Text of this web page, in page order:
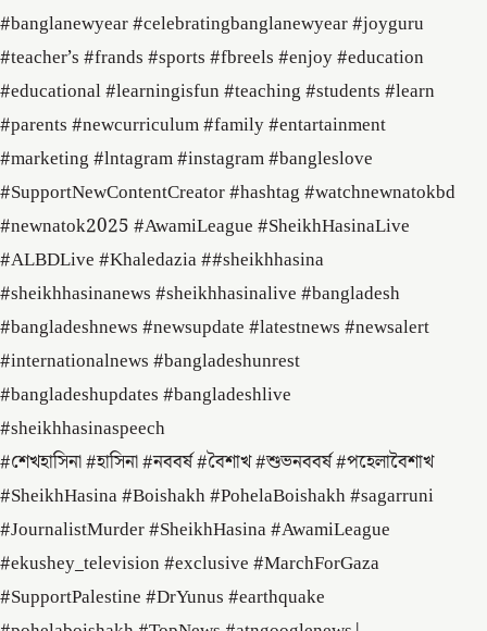
#banglanewyear #celebratingbanglanewyear #joyguru
#teacher’s #frands #sports #fbreels #enjoy #education
#educational #learningisfun #teaching #students #learn
#parents #newcurriculum #family #entartainment
#marketing #lntagram #instagram #bangleslove
#SupportNewContentCreator #hashtag #watchnewnatokbd
#newnatok2025 #AwamiLeague #SheikhHasinaLive
#ALBDLive #Khaledazia ##sheikhhasina
#sheikhhasinanews #sheikhhasinalive #bangladesh
#bangladeshnews #newsupdate #latestnews #newsalert
#internationalnews #bangladeshunrest
#bangladeshupdates #bangladeshlive
#sheikhhasinaspeech
#শেখহাসিনা #হাসিনা #নববর্ষ #বৈশাখ #শুভনববর্ষ #পহেলাবৈশাখ
#SheikhHasina #Boishakh #PohelaBoishakh #sagarruni
#JournalistMurder #SheikhHasina #AwamiLeague
#ekushey_television #exclusive #MarchForGaza
#SupportPalestine #DrYunus #earthquake